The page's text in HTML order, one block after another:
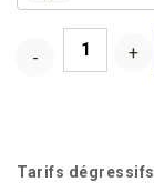
Tarifs dégressifs